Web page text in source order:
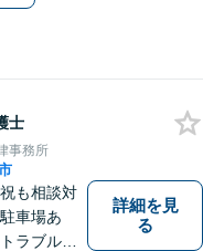
士
事務所
も相談対
車場あ
ラブルか
詳細を見
る